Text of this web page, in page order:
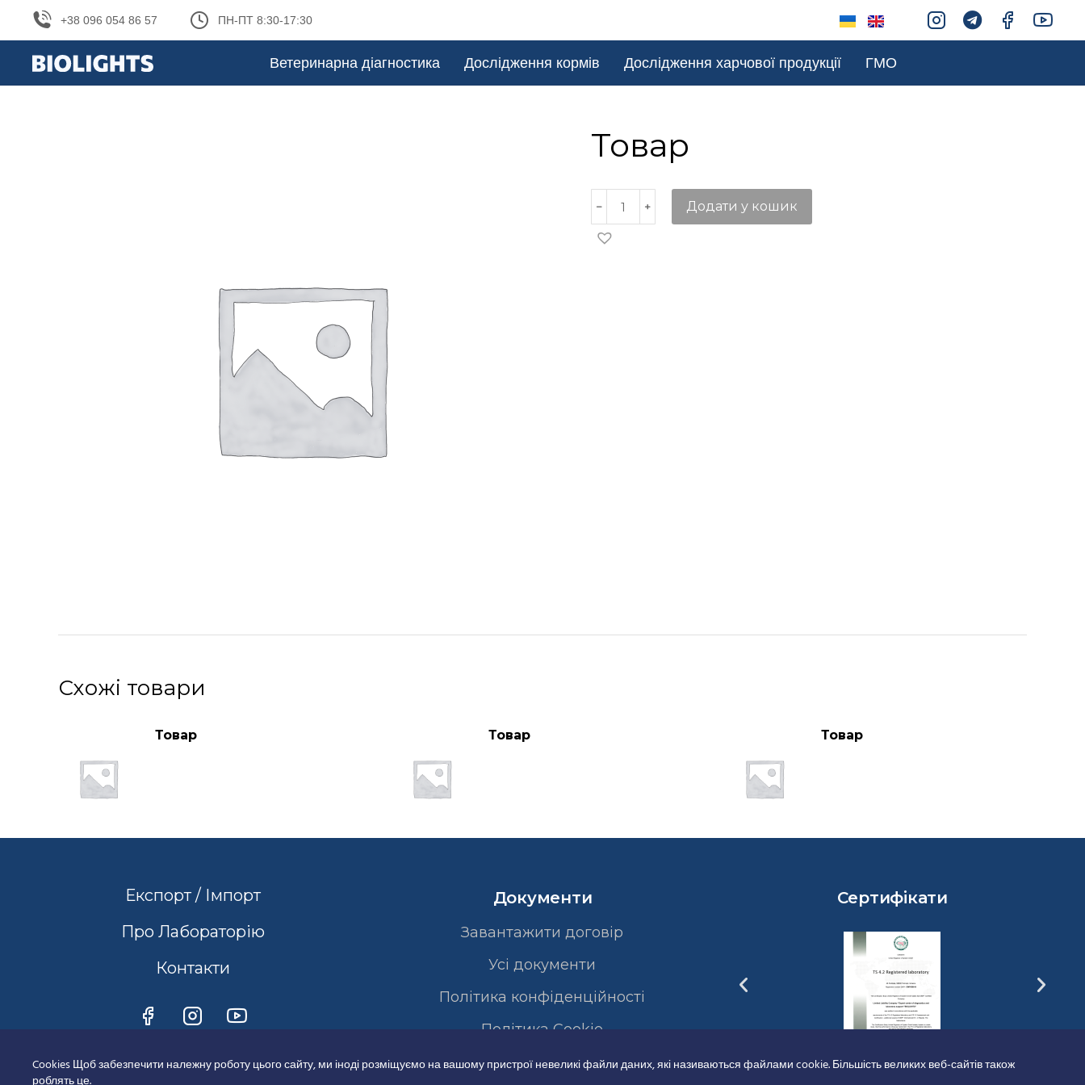
+38 096 054 86 57 ПН-ПТ 8:30-17:30
Ветеринарна діагностика Дослідження кормів Дослідження харчової продукції ГМО
Товар
Додати у кошик
Схожі товари
Товар Товар Товар
Експорт / Імпорт
Про Лабораторію
Контакти
Документи
Завантажити договір
Усі документи
Політика конфіденційності
Полiтика Cookie
Сертифікати
Cookies Щоб забезпечити належну роботу цього сайту, ми іноді розміщуємо на вашому пристрої невеликі файли даних, які називаються файлами cookie. Більшість великих веб-сайтів також